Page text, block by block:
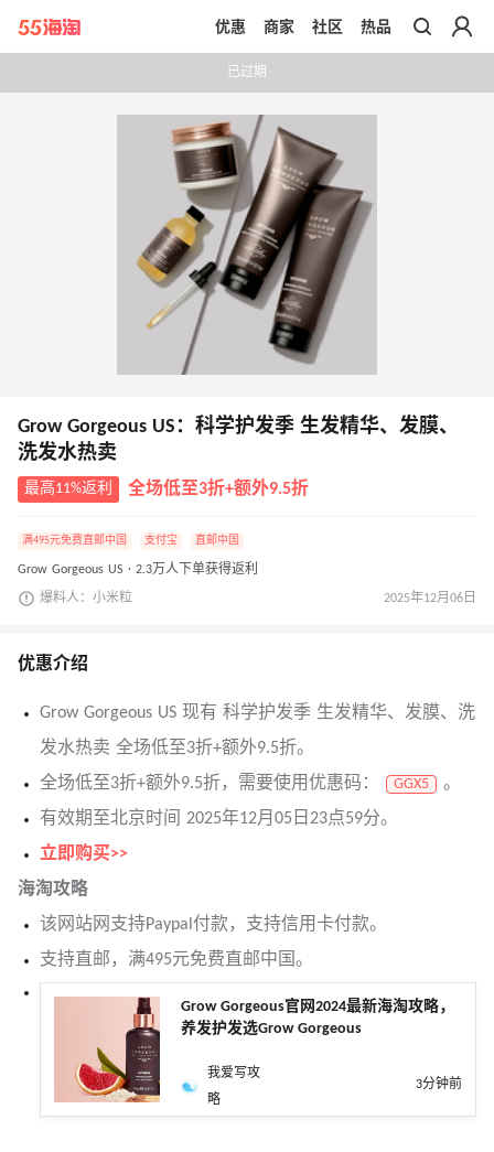
带你去官网买正品
优惠 商家 社区 热品
已过期
Grow Gorgeous US：科学护发季 生发精华、发膜、
洗发水热卖
最高11%返利 全场低至3折+额外9.5折
满495元免费直邮中国 支付宝 直邮中国
Grow Gorgeous US · 2.3万人下单获得返利
爆料人：小米粒 2025年12月06日
优惠介绍
Grow Gorgeous US 现有 科学护发季 生发精华、发膜、洗
发水热卖 全场低至3折+额外9.5折。
全场低至3折+额外9.5折，需要使用优惠码：
GGX5
。
有效期至北京时间 2025年12月05日23点59分。
立即购买>>
海淘攻略
该网站网支持Paypal付款，支持信用卡付款。
支持直邮，满495元免费直邮中国。
Grow Gorgeous官网2024最新海淘攻略，
养发护发选Grow Gorgeous
我爱写攻
略
3分钟前